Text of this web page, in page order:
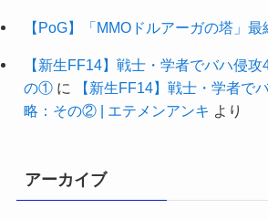
【PoG】「MMOドルアーガの塔」最
【新生FF14】戦士・学者でバハ侵
の①に
【新生FF14】戦士・学者で
略：その② | エテメンアンキ より
アーカイブ